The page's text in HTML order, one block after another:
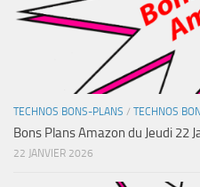
TECHNOS BONS-PLANS / TECHNOS
Bons Plans Amazon du Jeudi 22
22 JANVIER 2026